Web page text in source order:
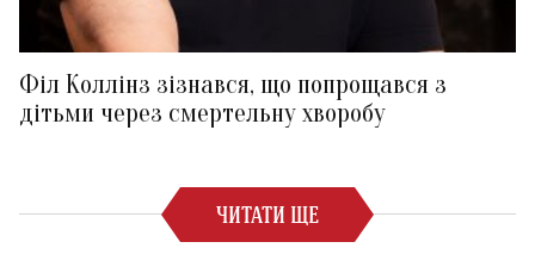
Філ Коллінз зізнався, що попрощався з
дітьми через смертельну хворобу
ЧИТАТИ ЩЕ